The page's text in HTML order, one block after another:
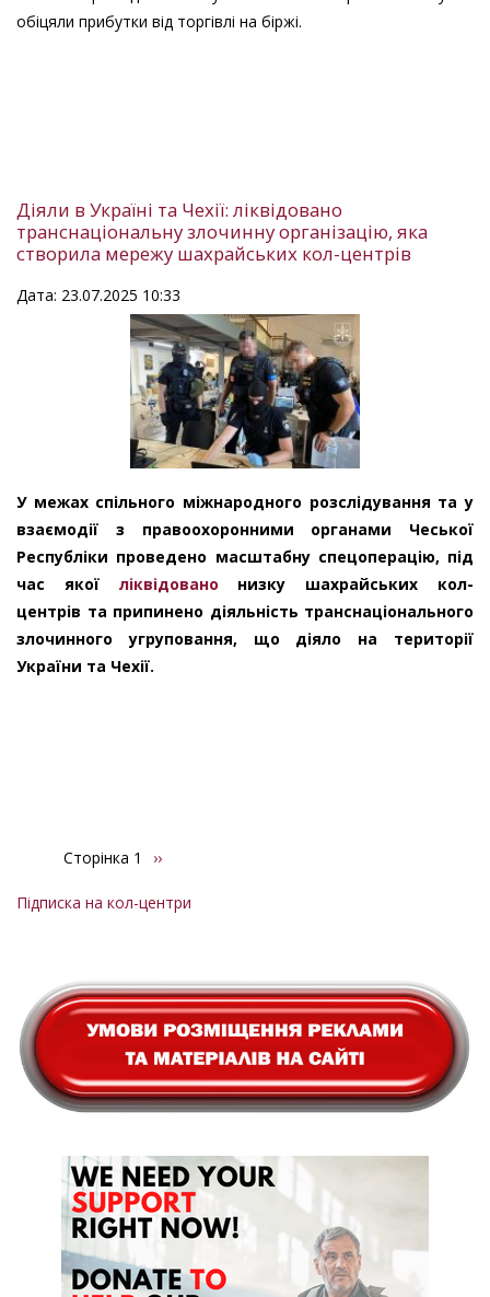
обіцяли прибутки від торгівлі на біржі.
Діяли в Україні та Чехії: ліквідовано
транснаціональну злочинну організацію, яка
створила мережу шахрайських кол-центрів
Дата: 23.07.2025 10:33
У межах спільного міжнародного розслідування та у
взаємодії з правоохоронними органами Чеської
Республіки проведено масштабну спецоперацію, під
час якої ліквідовано низку шахрайських кол-
центрів та припинено діяльність транснаціонального
злочинного угруповання, що діяло на території
України та Чехії.
Розбивка
сторінки
Сторінка 1
Наступна
››
Підписка на кол-центри